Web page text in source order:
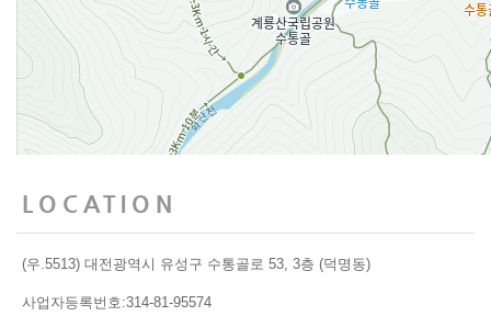
LOCATION
(우.5513) 대전광역시 유성구 수통골로 53, 3층 (덕명동)
사업자등록번호:314-81-95574